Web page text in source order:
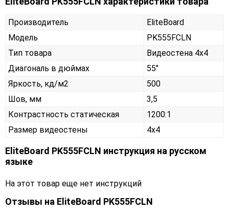
Производитель
EliteBoard
Модель
PK555FCLN
Тип товара
Видеостена 4х4
Диагональ в дюймах
55"
Яркость, кд/м2
500
Шов, мм
3,5
Контрастность статическая
1200:1
Размер видеостены
4x4
EliteBoard PK555FCLN инструкция на русском
языке
На этот товар еще нет инструкций
Отзывы на EliteBoard PK555FCLN